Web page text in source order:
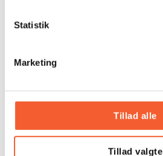
Statistik
Marketing
Tillad alle
Tillad valgte